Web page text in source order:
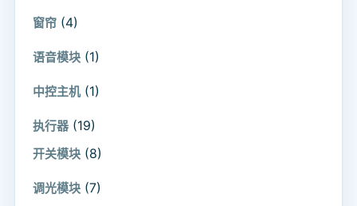
窗帘 (4)
语音模块 (1)
中控主机 (1)
执行器 (19)
开关模块 (8)
调光模块 (7)